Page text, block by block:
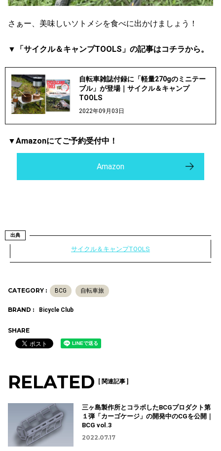
さぁー、美味しいソトメシを食べに出かけましょう！
▼「サイクル＆キャンプTOOLS」の記事はコチラから。
自転車雑誌付録に「軽量270gのミニテー
ブル」が登場｜サイクル＆キャンプ
TOOLS
2022年09月03日
▼Amazonにてご予約受付中！
Amazon
出典
サイクル＆キャンプTOOLS
CATEGORY : BCG 自転車旅
BRAND : Bicycle Club
SHARE
RELATED [ 関連記事 ]
三ヶ島製作所とコラボしたBCGプロダクト第
１弾「カーゴケージ」の開発中のCGを公開｜
BCG vol.3
2022.07.17